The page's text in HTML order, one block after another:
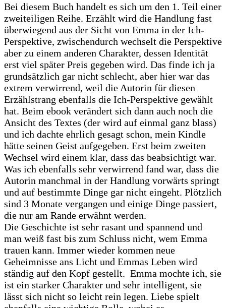
Bei diesem Buch handelt es sich um den 1. Teil einer
zweiteiligen Reihe. Erzählt wird die Handlung fast
überwiegend aus der Sicht von Emma in der Ich-
Perspektive, zwischendurch wechselt die Perspektive
aber zu einem anderen Charakter, dessen Identität
erst viel später Preis gegeben wird. Das finde ich ja
grundsätzlich gar nicht schlecht, aber hier war das
extrem verwirrend, weil die Autorin für diesen
Erzählstrang ebenfalls die Ich-Perspektive gewählt
hat. Beim ebook verändert sich dann auch noch die
Ansicht des Textes (der wird auf einmal ganz blass)
und ich dachte ehrlich gesagt schon, mein Kindle
hätte seinen Geist aufgegeben. Erst beim zweiten
Wechsel wird einem klar, dass das beabsichtigt war.
Was ich ebenfalls sehr verwirrend fand war, dass die
Autorin manchmal in der Handlung vorwärts springt
und auf bestimmte Dinge gar nicht eingeht. Plötzlich
sind 3 Monate vergangen und einige Dinge passiert,
die nur am Rande erwähnt werden.
Die Geschichte ist sehr rasant und spannend und
man weiß fast bis zum Schluss nicht, wem Emma
trauen kann. Immer wieder kommen neue
Geheimnisse ans Licht und Emmas Leben wird
ständig auf den Kopf gestellt. Emma mochte ich, sie
ist ein starker Charakter und sehr intelligent, sie
lässt sich nicht so leicht rein legen. Liebe spielt